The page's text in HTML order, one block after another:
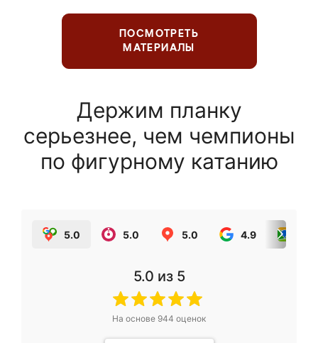
ПОСМОТРЕТЬ
МАТЕРИАЛЫ
Держим планку
серьезнее, чем чемпионы
по фигурному катанию
5.0 5.0 5.0 4.9
5.0 из 5
На основе 944 оценок